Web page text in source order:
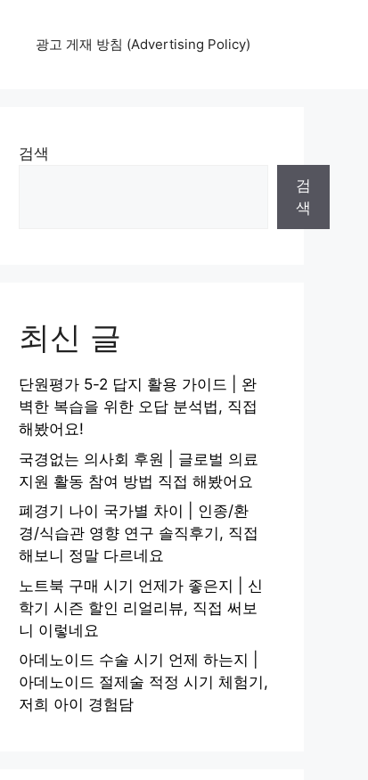
광고 게재 방침 (Advertising Policy)
검색
검
색
최신 글
단원평가 5-2 답지 활용 가이드 | 완
벽한 복습을 위한 오답 분석법, 직접
해봤어요!
국경없는 의사회 후원 | 글로벌 의료
지원 활동 참여 방법 직접 해봤어요
폐경기 나이 국가별 차이 | 인종/환
경/식습관 영향 연구 솔직후기, 직접
해보니 정말 다르네요
노트북 구매 시기 언제가 좋은지 | 신
학기 시즌 할인 리얼리뷰, 직접 써보
니 이렇네요
아데노이드 수술 시기 언제 하는지 |
아데노이드 절제술 적정 시기 체험기,
저희 아이 경험담